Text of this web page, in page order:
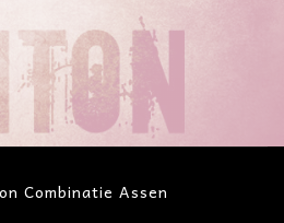
Combinatie Assen